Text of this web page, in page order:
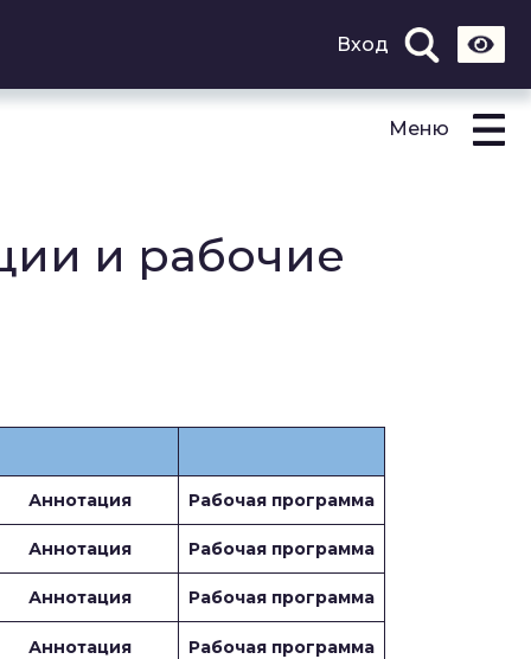
Вход
Меню
и рабочие
Аннотация Рабочая программа
Аннотация Рабочая программа
Аннотация Рабочая программа
Аннотация Рабочая программа